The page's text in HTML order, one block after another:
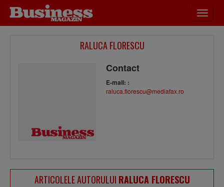
meniu
RALUCA FLORESCU
Contact
E-mail: :
raluca.florescu@mediafax.ro
ARTICOLELE AUTORULUI RALUCA FLORESCU